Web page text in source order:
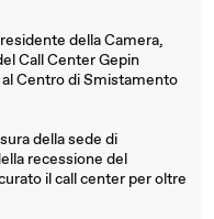
della Camera,
Call Center Gepin
Centro di Smistamento
della sede di
recessione del
il call center per oltre